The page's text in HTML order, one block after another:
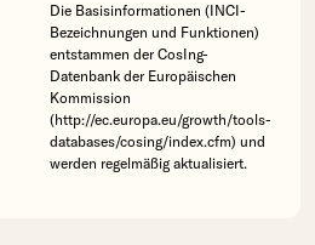
Die Basisinformationen (INCI-
Bezeichnungen und Funktionen)
entstammen der CosIng-
Datenbank der Europäischen
Kommission
(http://ec.europa.eu/growth/tools-
databases/cosing/index.cfm) und
werden regelmäßig aktualisiert.